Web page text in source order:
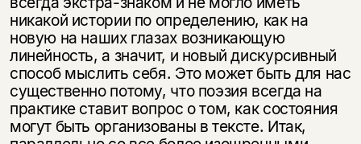
никакой истории по определению, как на
новую на наших глазах возникающую
линейность, а значит, и новый дискурсивный
способ мыслить себя. Это может быть для нас
существенно потому, что поэзия всегда на
практике ставит вопрос о том, как состояния
могут быть организованы в тексте. Итак,